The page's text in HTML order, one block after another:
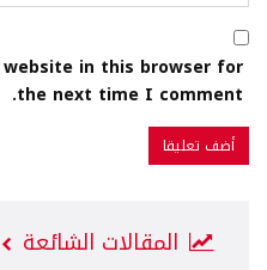
website in this browser for
the next time I comment.
المقالات الشائعة